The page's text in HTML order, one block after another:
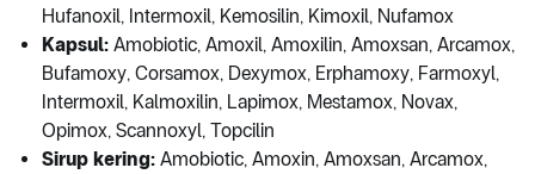
Hufanoxil, Intermoxil, Kemosilin, Kimoxil, Nufamox
Kapsul: Amobiotic, Amoxil, Amoxilin, Amoxsan, Arcamox,
Bufamoxy, Corsamox, Dexymox, Erphamoxy, Farmoxyl,
Intermoxil, Kalmoxilin, Lapimox, Mestamox, Novax,
Opimox, Scannoxyl, Topcilin
Sirup kering: Amobiotic, Amoxin, Amoxsan, Arcamox,